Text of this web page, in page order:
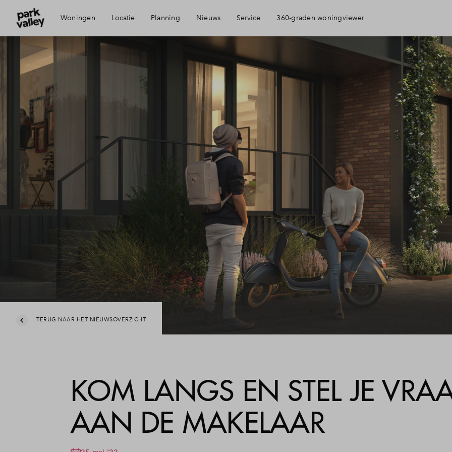
Woningen Locatie
Visie
Duurzaamheid
Fase 3: een duurzaam paradepaardje
Planning Nieuws Service
Mijn Eigen Huis
Financiering
Toewijzing
Woning kopen
Leeswijzer
Veelgestelde vragen
360-graden woningviewer
TERUG NAAR HET NIEUWSOVERZICHT
KOM LANGS EN STEL JE
AAN DE MAKELAAR